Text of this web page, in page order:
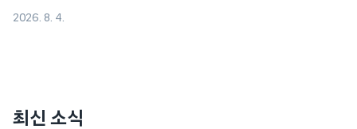
2026. 8. 4.
최신 소식